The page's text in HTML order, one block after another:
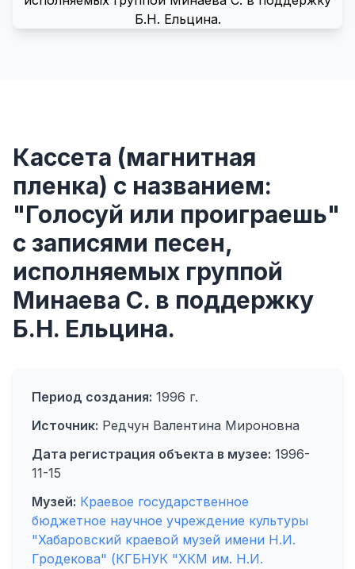
Кассета (магнитная
пленка) с названием:
"Голосуй или проиграешь"
с записями песен,
исполняемых группой
Минаева С. в поддержку
Б.Н. Ельцина.
Период создания: 1996 г.
Источник: Редчун Валентина Мироновна
Дата регистрация объекта в музее: 1996-
11-15
Музей: Краевое государственное
бюджетное научное учреждение культуры
"Хабаровский краевой музей имени Н.И.
Гродекова" (КГБНУК "ХКМ им. Н.И.